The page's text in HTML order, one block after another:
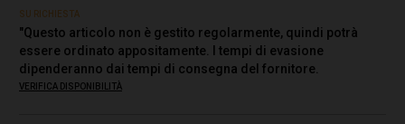
SU RICHIESTA
"Questo articolo non è gestito regolarmente, quindi potrà
essere ordinato appositamente. I tempi di evasione
dipenderanno dai tempi di consegna del fornitore.
VERIFICA DISPONIBILITÀ